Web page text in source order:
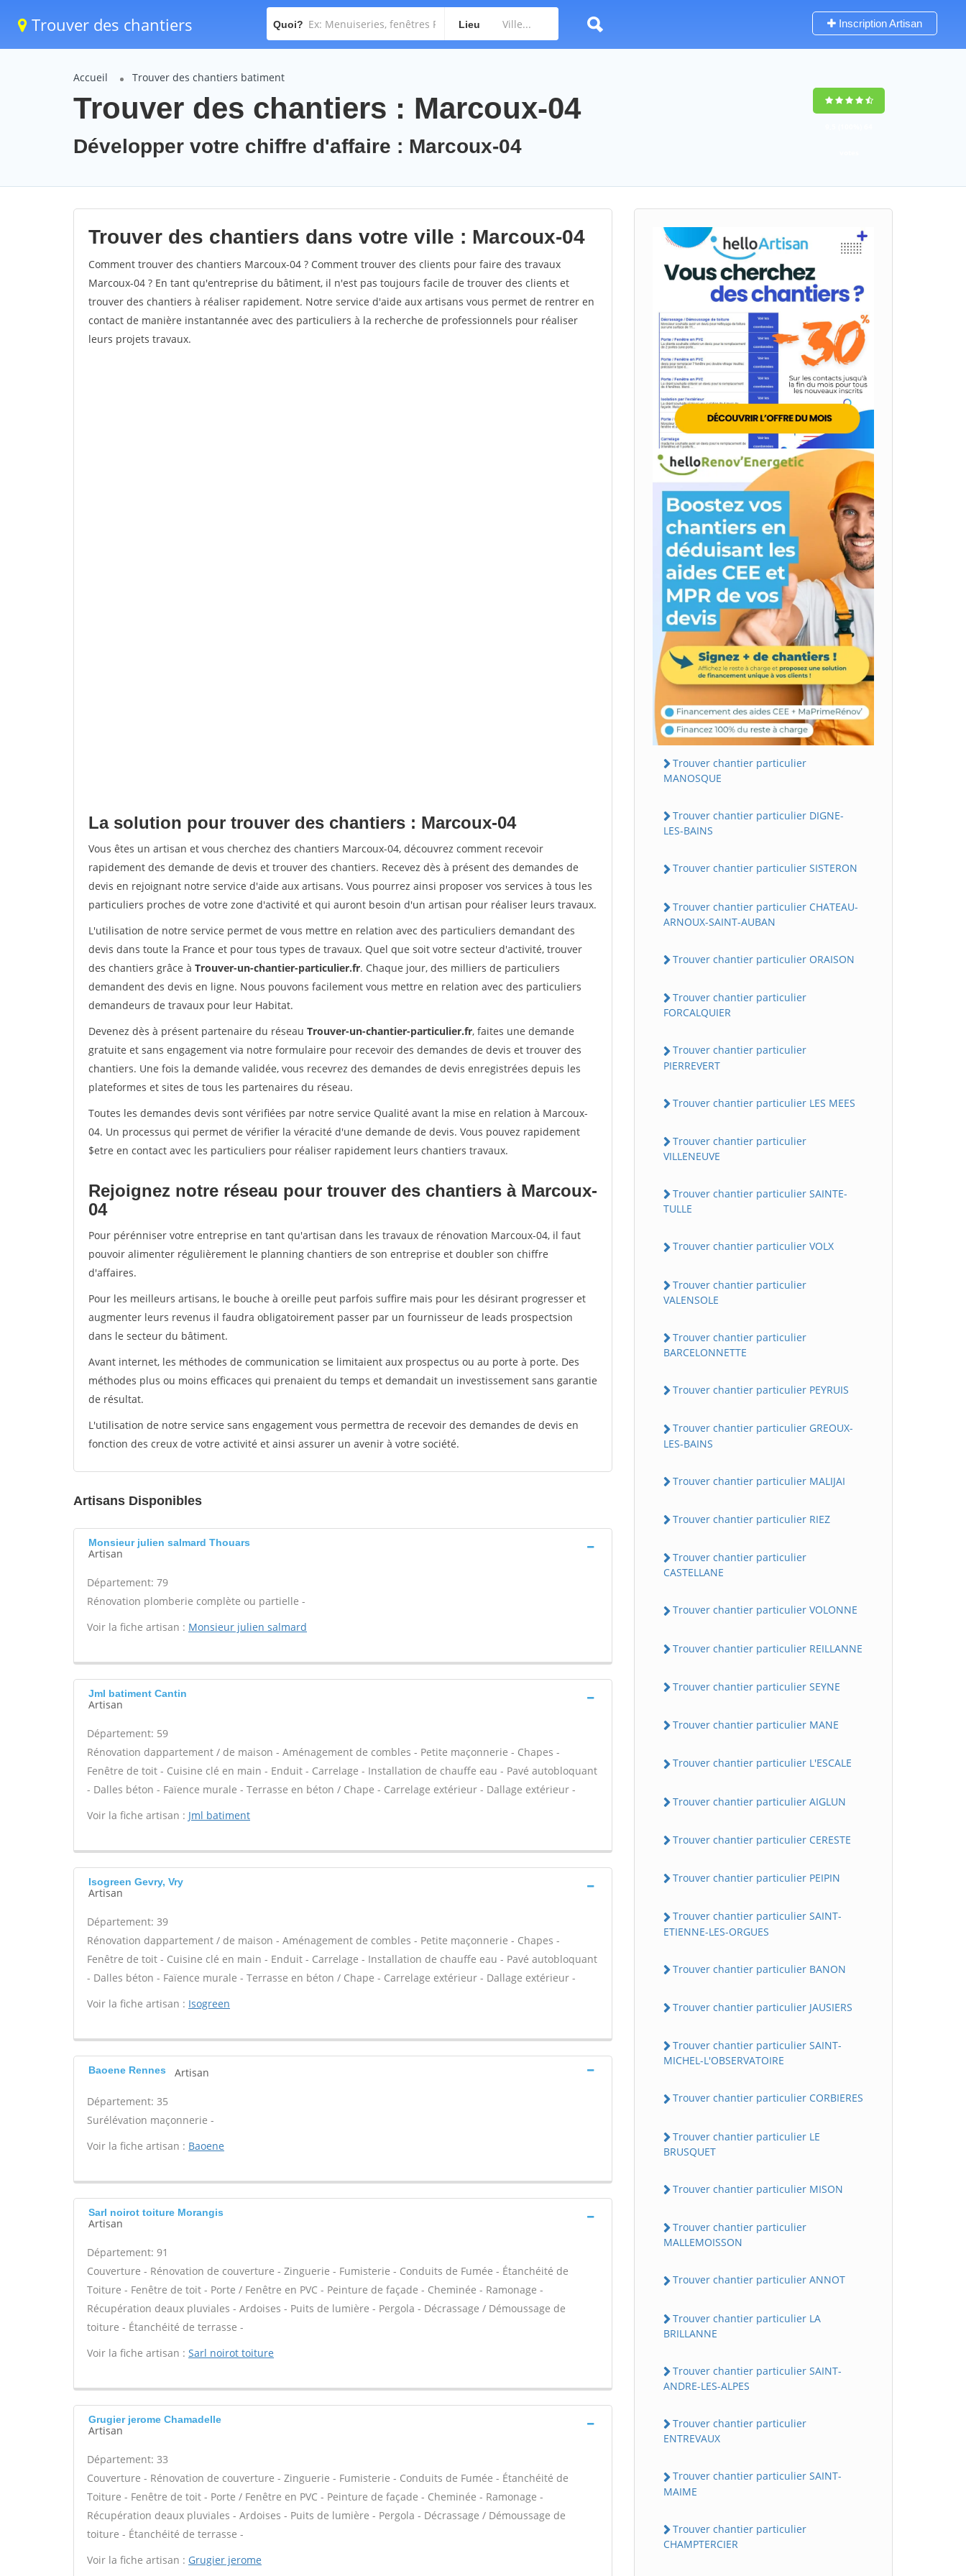
Trouver des chantiers Quoi? Lieu Inscription Artisan
Accueil Trouver des chantiers batiment
Trouver des chantiers : Marcoux-04
Développer votre chiffre d'affaire : Marcoux-04
Trouver des chantiers dans votre ville : Marcoux-04
Comment trouver des chantiers Marcoux-04 ? Comment trouver des clients pour faire des travaux
Marcoux-04 ? En tant qu'entreprise du bâtiment, il n'est pas toujours facile de trouver des clients et
trouver des chantiers à réaliser rapidement. Notre service d'aide aux artisans vous permet de rentrer en
contact de manière instantannée avec des particuliers à la recherche de professionnels pour réaliser
leurs projets travaux.
La solution pour trouver des chantiers : Marcoux-04
Vous êtes un artisan et vous cherchez des chantiers Marcoux-04, découvrez comment recevoir
rapidement des demande de devis et trouver des chantiers. Recevez dès à présent des demandes de
devis en rejoignant notre service d'aide aux artisans. Vous pourrez ainsi proposer vos services à tous les
particuliers proches de votre zone d'activité et qui auront besoin d'un artisan pour réaliser leurs travaux.
L'utilisation de notre service permet de vous mettre en relation avec des particuliers demandant des
devis dans toute la France et pour tous types de travaux. Quel que soit votre secteur d'activité, trouver
des chantiers grâce à Trouver-un-chantier-particulier.fr. Chaque jour, des milliers de particuliers
demandent des devis en ligne. Nous pouvons facilement vous mettre en relation avec des particuliers
demandeurs de travaux pour leur Habitat.
Devenez dès à présent partenaire du réseau Trouver-un-chantier-particulier.fr, faites une demande
gratuite et sans engagement via notre formulaire pour recevoir des demandes de devis et trouver des
chantiers. Une fois la demande validée, vous recevrez des demandes de devis enregistrées depuis les
plateformes et sites de tous les partenaires du réseau.
Toutes les demandes devis sont vérifiées par notre service Qualité avant la mise en relation à Marcoux-
04. Un processus qui permet de vérifier la véracité d'une demande de devis. Vous pouvez rapidement
$etre en contact avec les particuliers pour réaliser rapidement leurs chantiers travaux.
Rejoignez notre réseau pour trouver des chantiers à Marcoux-
04
Pour pérénniser votre entreprise en tant qu'artisan dans les travaux de rénovation Marcoux-04, il faut
pouvoir alimenter régulièrement le planning chantiers de son entreprise et doubler son chiffre
d'affaires.
Pour les meilleurs artisans, le bouche à oreille peut parfois suffire mais pour les désirant progresser et
augmenter leurs revenus il faudra obligatoirement passer par un fournisseur de leads prospectsion
dans le secteur du bâtiment.
Avant internet, les méthodes de communication se limitaient aux prospectus ou au porte à porte. Des
méthodes plus ou moins efficaces qui prenaient du temps et demandait un investissement sans garantie
de résultat.
L'utilisation de notre service sans engagement vous permettra de recevoir des demandes de devis en
fonction des creux de votre activité et ainsi assurer un avenir à votre société.
Artisans Disponibles
Monsieur julien salmard Thouars
Artisan
Département: 79
Rénovation plomberie complète ou partielle -
Voir la fiche artisan : Monsieur julien salmard
Jml batiment Cantin
Artisan
Département: 59
Rénovation dappartement / de maison - Aménagement de combles - Petite maçonnerie - Chapes -
Fenêtre de toit - Cuisine clé en main - Enduit - Carrelage - Installation de chauffe eau - Pavé autobloquant
- Dalles béton - Faïence murale - Terrasse en béton / Chape - Carrelage extérieur - Dallage extérieur -
Voir la fiche artisan : Jml batiment
Isogreen Gevry, Vry
Artisan
Département: 39
Rénovation dappartement / de maison - Aménagement de combles - Petite maçonnerie - Chapes -
Fenêtre de toit - Cuisine clé en main - Enduit - Carrelage - Installation de chauffe eau - Pavé autobloquant
- Dalles béton - Faïence murale - Terrasse en béton / Chape - Carrelage extérieur - Dallage extérieur -
Voir la fiche artisan : Isogreen
Baoene Rennes Artisan
Département: 35
Surélévation maçonnerie -
Voir la fiche artisan : Baoene
Sarl noirot toiture Morangis
Artisan
Département: 91
Couverture - Rénovation de couverture - Zinguerie - Fumisterie - Conduits de Fumée - Étanchéité de
Toiture - Fenêtre de toit - Porte / Fenêtre en PVC - Peinture de façade - Cheminée - Ramonage -
Récupération deaux pluviales - Ardoises - Puits de lumière - Pergola - Décrassage / Démoussage de
toiture - Étanchéité de terrasse -
Voir la fiche artisan : Sarl noirot toiture
Grugier jerome Chamadelle
Artisan
Département: 33
Couverture - Rénovation de couverture - Zinguerie - Fumisterie - Conduits de Fumée - Étanchéité de
Toiture - Fenêtre de toit - Porte / Fenêtre en PVC - Peinture de façade - Cheminée - Ramonage -
Récupération deaux pluviales - Ardoises - Puits de lumière - Pergola - Décrassage / Démoussage de
toiture - Étanchéité de terrasse -
Voir la fiche artisan : Grugier jerome
Trouver chantier particulier
MANOSQUE
Trouver chantier particulier DIGNE-
LES-BAINS
Trouver chantier particulier SISTERON
Trouver chantier particulier CHATEAU-
ARNOUX-SAINT-AUBAN
Trouver chantier particulier ORAISON
Trouver chantier particulier
FORCALQUIER
Trouver chantier particulier
PIERREVERT
Trouver chantier particulier LES MEES
Trouver chantier particulier
VILLENEUVE
Trouver chantier particulier SAINTE-
TULLE
Trouver chantier particulier VOLX
Trouver chantier particulier
VALENSOLE
Trouver chantier particulier
BARCELONNETTE
Trouver chantier particulier PEYRUIS
Trouver chantier particulier GREOUX-
LES-BAINS
Trouver chantier particulier MALIJAI
Trouver chantier particulier RIEZ
Trouver chantier particulier
CASTELLANE
Trouver chantier particulier VOLONNE
Trouver chantier particulier REILLANNE
Trouver chantier particulier SEYNE
Trouver chantier particulier MANE
Trouver chantier particulier L'ESCALE
Trouver chantier particulier AIGLUN
Trouver chantier particulier CERESTE
Trouver chantier particulier PEIPIN
Trouver chantier particulier SAINT-
ETIENNE-LES-ORGUES
Trouver chantier particulier BANON
Trouver chantier particulier JAUSIERS
Trouver chantier particulier SAINT-
MICHEL-L'OBSERVATOIRE
Trouver chantier particulier CORBIERES
Trouver chantier particulier LE
BRUSQUET
Trouver chantier particulier MISON
Trouver chantier particulier
MALLEMOISSON
Trouver chantier particulier ANNOT
Trouver chantier particulier LA
BRILLANNE
Trouver chantier particulier SAINT-
ANDRE-LES-ALPES
Trouver chantier particulier
ENTREVAUX
Trouver chantier particulier SAINT-
MAIME
Trouver chantier particulier
CHAMPTERCIER